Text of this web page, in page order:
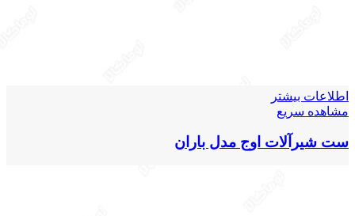
اطلاعات بیشتر
مشاهده سریع
ست شیرآلات اوج مدل باران